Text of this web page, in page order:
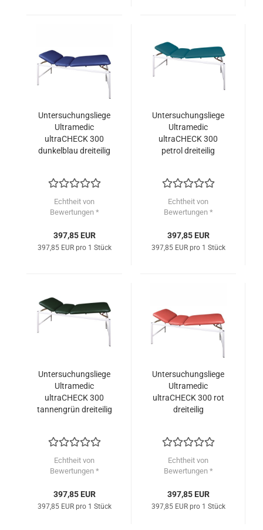
Untersuchungsliege
Ultramedic
ultraCHECK 300
dunkelblau dreiteilig
Echtheit von
Bewertungen *
397,85 EUR
397,85 EUR pro 1 Stück
Untersuchungsliege
Ultramedic
ultraCHECK 300
petrol dreiteilig
Echtheit von
Bewertungen *
397,85 EUR
397,85 EUR pro 1 Stück
Untersuchungsliege
Ultramedic
ultraCHECK 300
tannengrün dreiteilig
Echtheit von
Bewertungen *
397,85 EUR
397,85 EUR pro 1 Stück
Untersuchungsliege
Ultramedic
ultraCHECK 300 rot
dreiteilig
Echtheit von
Bewertungen *
397,85 EUR
397,85 EUR pro 1 Stück